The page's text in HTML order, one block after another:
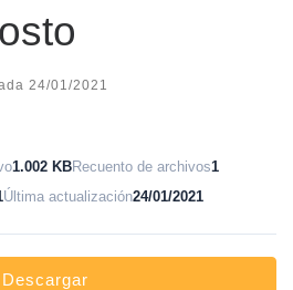
24/01/2021
1.002 KBRecuento de archivos1
Última actualización24/01/2021
Descargar